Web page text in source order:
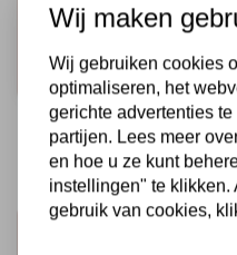
€10,50 €6,00
Op voorraad
Snel toevoegen
Wij maken
Wij gebruiken cookies
optimaliseren, het
gerichte advertenties
partijen. Lees meer
en hoe u ze kunt
instellingen" te klikken.
gebruik van cookies,